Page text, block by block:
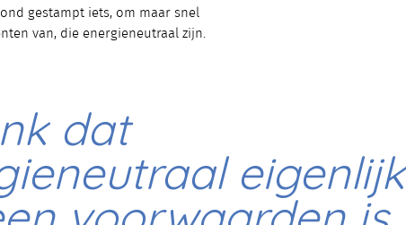
gestampt iets, om maar snel
van, die energieneutraal zijn.
dat
eigenlijk